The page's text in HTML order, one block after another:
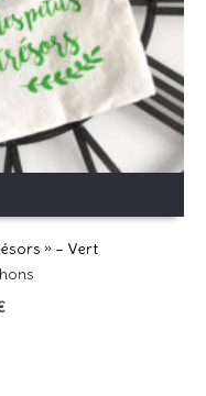
indésirables.En savoir
commentaires sont
» – Vert
Le